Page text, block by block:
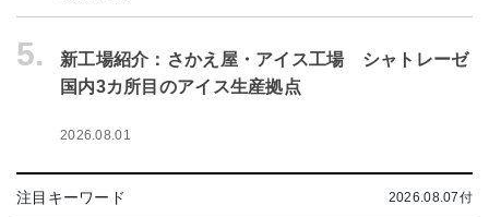
5.
新工場紹介：さかえ屋・アイス工場 シャトレーゼ
国内3カ所目のアイス生産拠点
2026.08.01
注目キーワード 2026.08.07付